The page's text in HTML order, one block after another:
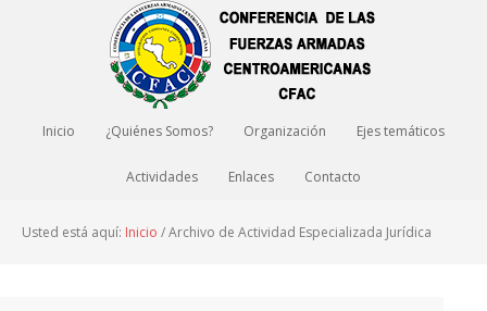
Inicio ¿Quiénes Somos? Organización Ejes temáticos
Actividades Enlaces Contacto
Usted está aquí: Inicio /Archivo de Actividad Especializada Jurídica